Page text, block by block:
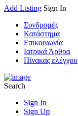
Add Listing Sign In
Συνδρομές
Κατάστημα
Επικοινωνία
Ιατρικά Άρθρα
Πίνακας ελέγχου
Search
Sign In
Sign Up